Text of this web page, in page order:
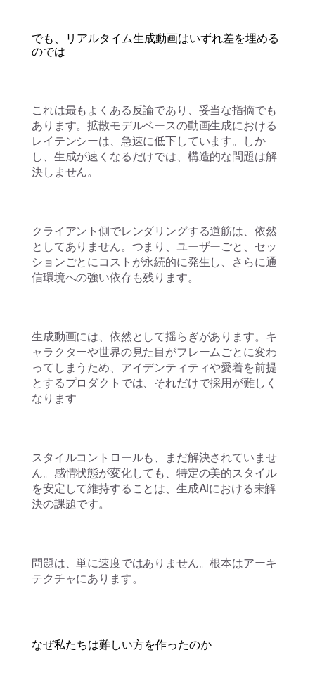
でも、リアルタイム生成動画はいずれ差を埋める
のでは
これは最もよくある反論であり、妥当な指摘でも
あります。拡散モデルベースの動画生成における
レイテンシーは、急速に低下しています。しか
し、生成が速くなるだけでは、構造的な問題は解
決しません。
クライアント側でレンダリングする道筋は、依然
としてありません。つまり、ユーザーごと、セッ
ションごとにコストが永続的に発生し、さらに通
信環境への強い依存も残ります。
生成動画には、依然として揺らぎがあります。キ
ャラクターや世界の見た目がフレームごとに変わ
ってしまうため、アイデンティティや愛着を前提
とするプロダクトでは、それだけで採用が難しく
なります
スタイルコントロールも、まだ解決されていませ
ん。感情状態が変化しても、特定の美的スタイル
を安定して維持することは、生成AIにおける未解
決の課題です。
問題は、単に速度ではありません。根本はアーキ
テクチャにあります。
なぜ私たちは難しい方を作ったのか